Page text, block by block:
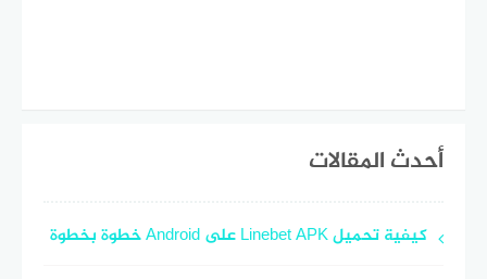
أحدث المقالات
كيفية تحميل Linebet APK على Android خطوة بخطوة